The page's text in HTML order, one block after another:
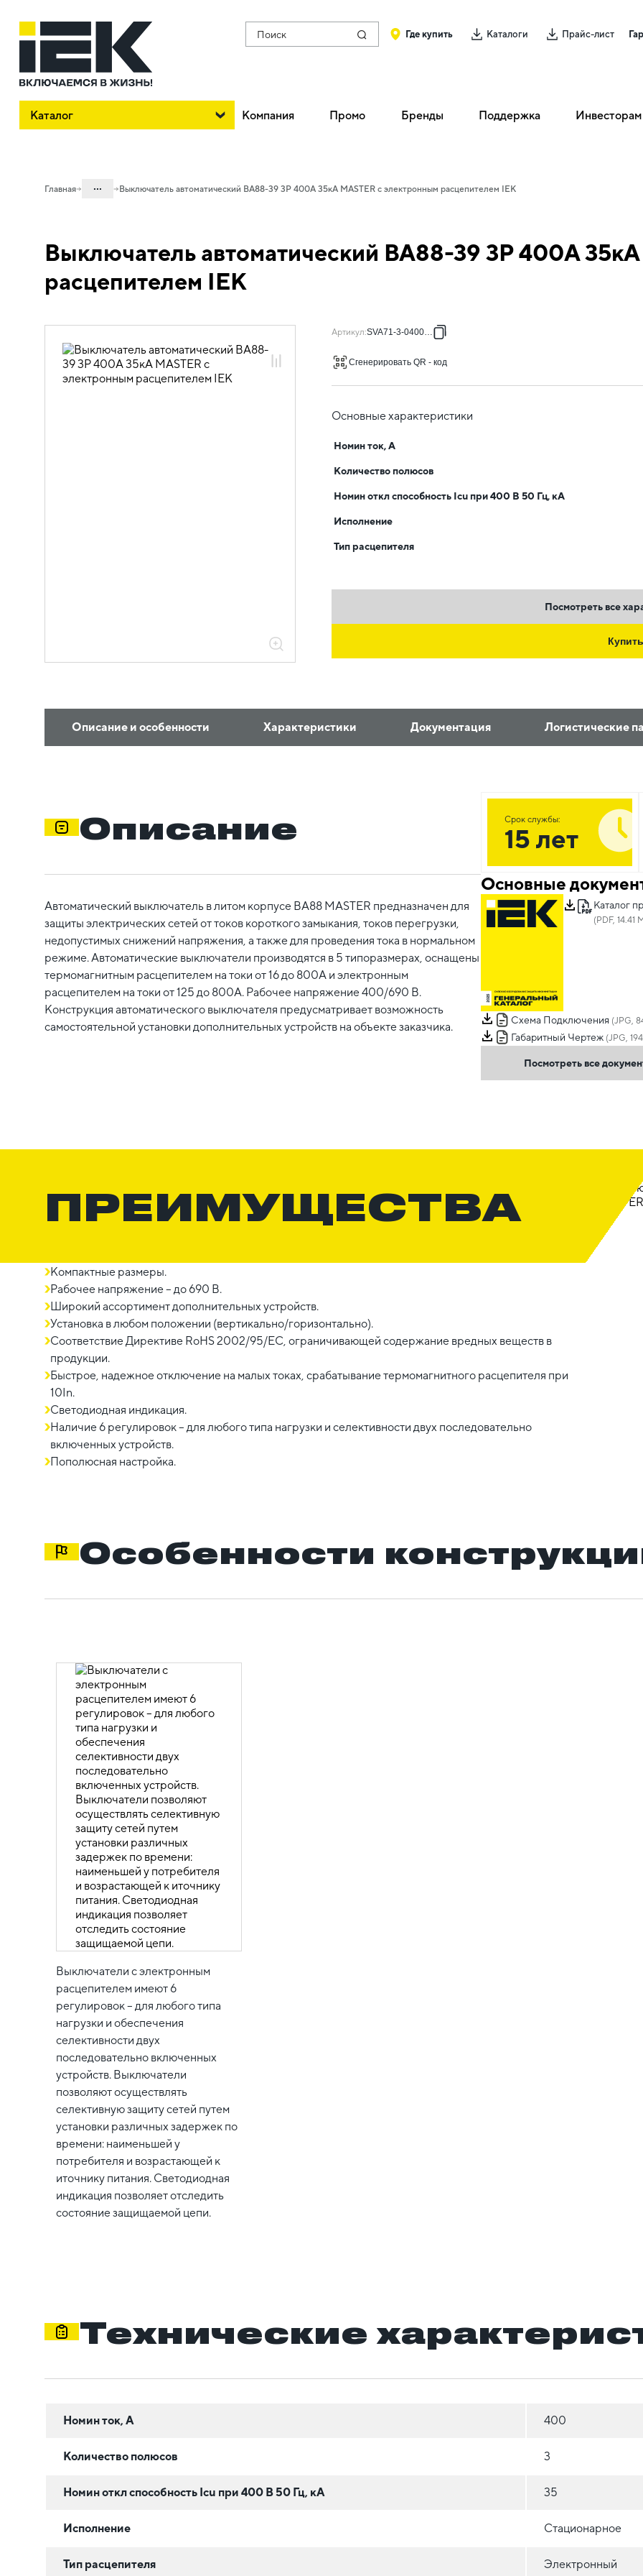
Поиск Где купить Каталоги Прайс-лист
Каталог Компания Промо Бренды Поддержка Инвесторам
Главная ...
коммутации
02.01 Силовые автоматические
выключатели в литом корпусе и доп.
устройства
02.01.04.01 Силовые автоматические
Выключатель автоматический ВА88-39 3Р 400А 35кА MASTER с электронным расцепителем IEK
Выключатель автоматический ВА88-39 3Р 400А
расцепителем IEK
Артикул:SVA71-3-0400-02
Сгенерировать QR - код
Основные характеристики
Номин ток, А
Количество полюсов
Номин откл способность Icu при 400 В 50 Гц, кА
Исполнение
Тип расцепителя
Посмотреть все
Купить
Описание и особенности Характеристики Документация Логистические
Описание
Автоматический выключатель в литом корпусе ВА88 MASTER предназначен для
защиты электрических сетей от токов короткого замыкания, токов перегрузки,
недопустимых снижений напряжения, а также для проведения тока в нормальном
режиме. Автоматические выключатели производятся в 5 типоразмерах, оснащены
термомагнитным расцепителем на токи от 16 до 800А и электронным
расцепителем на токи от 125 до 800А. Рабочее напряжение 400/690 В.
Конструкция автоматического выключателя предусматривает возможность
самостоятельной установки дополнительных устройств на объекте заказчика.
Срок службы:
15 лет
Основные
Каталог
(PDF, 14.41
Схема Подключения (JPG,
Габаритный Чертеж (JPG,
Посмотреть все
ПРЕИМУЩЕСТВА
Компактные размеры.
Рабочее напряжение – до 690 В.
Широкий ассортимент дополнительных устройств.
Установка в любом положении (вертикально/горизонтально).
Соответствие Директиве RoHS 2002/95/EC, ограничивающей содержание вредных веществ в
продукции.
Быстрое, надежное отключение на малых токах, срабатывание термомагнитного расцепителя при
10In.
Светодиодная индикация.
Наличие 6 регулировок – для любого типа нагрузки и селективности двух последовательно
включенных устройств.
Пополюсная настройка.
Особенности
Выключатели с электронным
расцепителем имеют 6
регулировок – для любого типа
нагрузки и обеспечения
селективности двух
последовательно включенных
устройств. Выключатели
позволяют осуществлять
селективную защиту сетей путем
установки различных задержек по
времени: наименьшей у
потребителя и возрастающей к
иточнику питания. Светодиодная
индикация позволяет отследить
состояние защищаемой цепи.
Технические
Номин ток, А 400
Количество полюсов 3
Номин откл способность Icu при 400 В 50 Гц, кА 35
Исполнение Стационарное
Тип расцепителя Электронный